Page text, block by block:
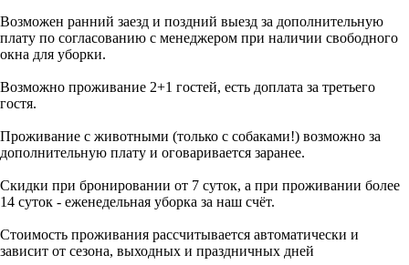
Возможен ранний заезд и поздний выезд за дополнительную
плату по согласованию с менеджером при наличии свободного
окна для уборки.
Возможно проживание 2+1 гостей, есть доплата за третьего
гостя.
Проживание с животными (только с собаками!) возможно за
дополнительную плату и оговаривается заранее.
Скидки при бронировании от 7 суток, а при проживании более
14 суток - еженедельная уборка за наш счёт.
Стоимость проживания рассчитывается автоматически и
зависит от сезона, выходных и праздничных дней